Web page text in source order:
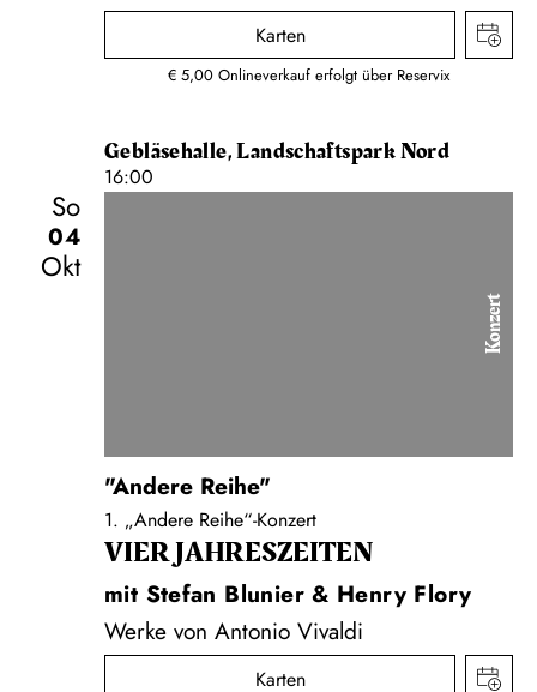
Karten
€ 5,00 Onlineverkauf erfolgt über Reservix
Gebläsehalle, Landschaftspark Nord
16:00
So
04
Okt
Konzert
"Andere Reihe"
1. „Andere Reihe“-Konzert
VIER JAHRESZEITEN
mit Stefan Blunier & Henry Flory
Werke von Antonio Vivaldi
Karten